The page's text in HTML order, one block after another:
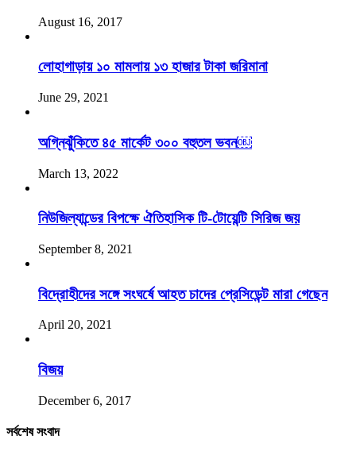
August 16, 2017
লোহাগাড়ায় ১০ মামলায় ১৩ হাজার টাকা জরিমানা
June 29, 2021
অগ্নিঝুঁকিতে ৪৫ মার্কেট ৩০০ বহুতল ভবন￼
March 13, 2022
নিউজিল্যান্ডের বিপক্ষে ঐতিহাসিক টি-টোয়েন্টি সিরিজ জয়
September 8, 2021
বিদ্রোহীদের সঙ্গে সংঘর্ষে আহত চাদের প্রেসিডেন্ট মারা গেছেন
April 20, 2021
বিজয়
December 6, 2017
সর্বশেষ সংবাদ